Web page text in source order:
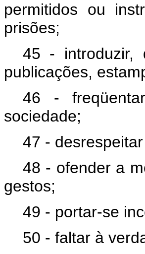
permitidos ou
prisões;
45 - introduzir,
publicações,
46 -
sociedade;
47 -
48 - ofender a
gestos;
49 - portar-se
50 - faltar à